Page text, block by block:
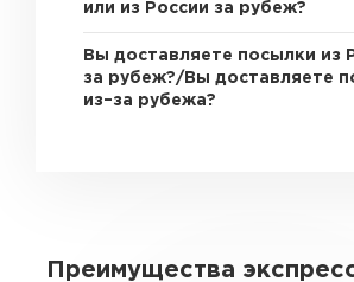
или из России за рубеж?
Вы доставляете посылки из
за рубеж?/Вы доставляете
из–за рубежа?
Преимущества